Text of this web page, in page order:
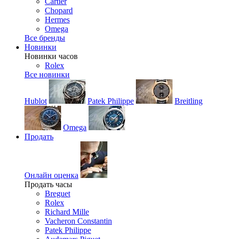
Chopard
Hermes
Omega
Все бренды
Новинки
Новинки часов
Rolex
Все новинки
Hublot Patek Philippe Breitling
Omega
Продать
Онлайн оценка
Продать часы
Breguet
Rolex
Richard Mille
Vacheron Constantin
Patek Philippe